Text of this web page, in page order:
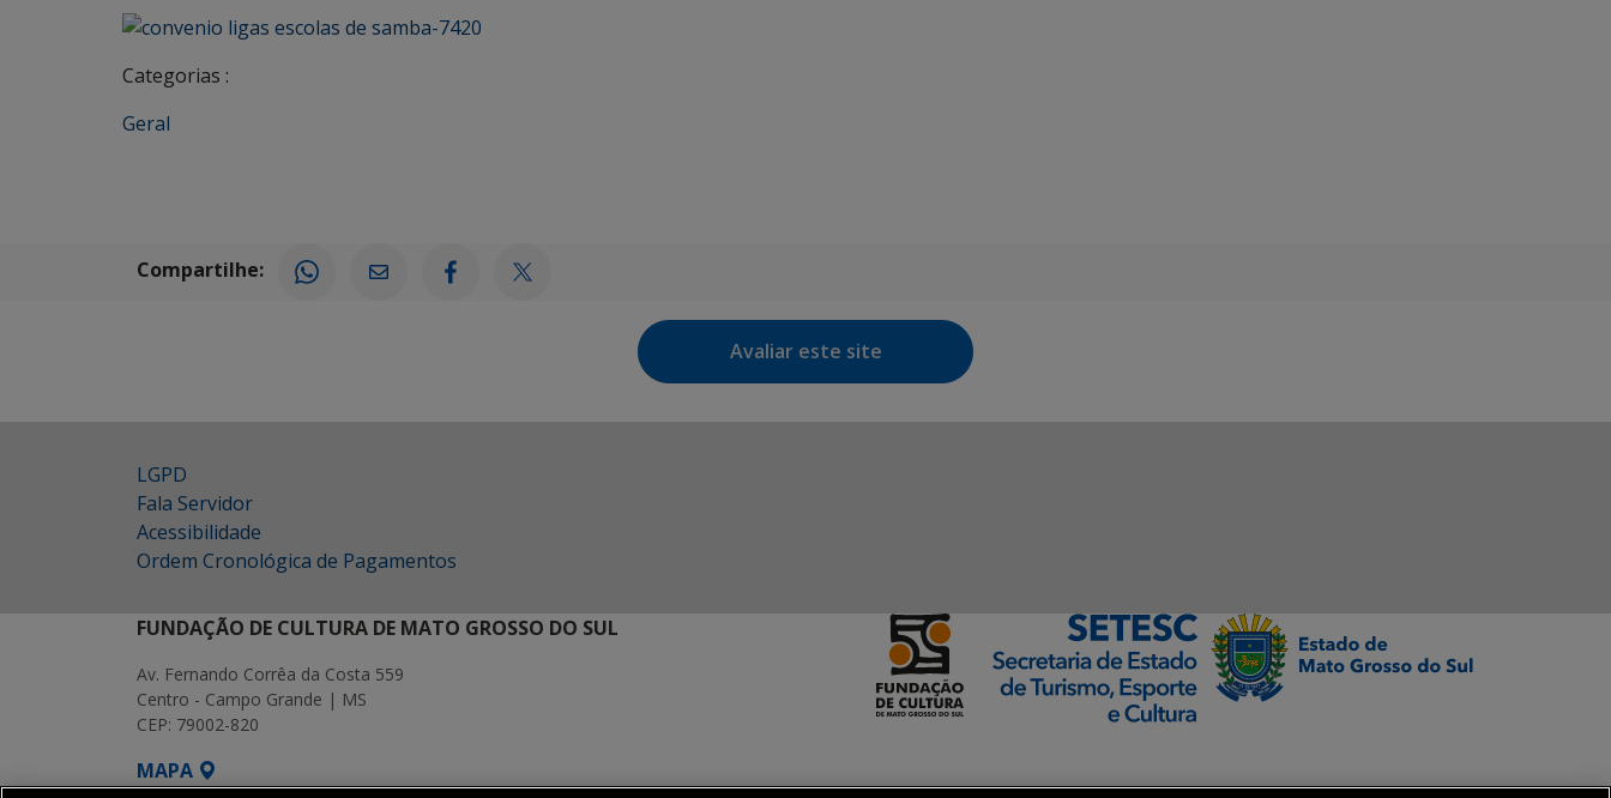
Categorias :
Geral
Compartilhe:
Avaliar este site
LGPD
Fala Servidor
Acessibilidade
Ordem Cronológica de Pagamentos
FUNDAÇÃO DE CULTURA DE MATO GROSSO DO SUL
Av. Fernando Corrêa da Costa 559
Centro - Campo Grande | MS
CEP: 79002-820
MAPA